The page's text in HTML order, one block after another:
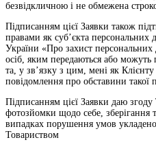
безвідкличною і не обмежена
Підписанням цієї Заявки також
правами як суб’єкта
України «Про захист
осіб, яким передаються або можуть
та, у зв’язку з цим, мені як
повідомлення про обставини такої
Підписанням цієї Заявки даю
фотозйомки щодо себе,
випадках порушення умов
Товариством